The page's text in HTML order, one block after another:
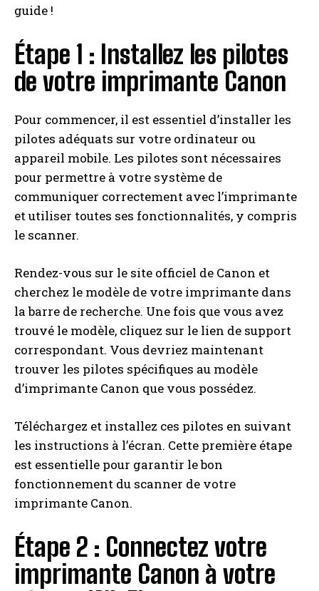
guide !
Étape 1 : Installez les pilotes
de votre imprimante Canon
Pour commencer, il est essentiel d’installer les
pilotes adéquats sur votre ordinateur ou
appareil mobile. Les pilotes sont nécessaires
pour permettre à votre système de
communiquer correctement avec l’imprimante
et utiliser toutes ses fonctionnalités, y compris
le scanner.
Rendez-vous sur le site officiel de Canon et
cherchez le modèle de votre imprimante dans
la barre de recherche. Une fois que vous avez
trouvé le modèle, cliquez sur le lien de support
correspondant. Vous devriez maintenant
trouver les pilotes spécifiques au modèle
d’imprimante Canon que vous possédez.
Téléchargez et installez ces pilotes en suivant
les instructions à l’écran. Cette première étape
est essentielle pour garantir le bon
fonctionnement du scanner de votre
imprimante Canon.
Étape 2 : Connectez votre
imprimante Canon à votre